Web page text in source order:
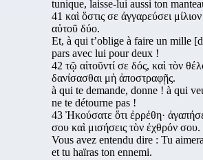
tunique, laisse-lui aussi ton
41 καὶ ὅστις σε ἀγγαρεύσει
αὐτοῦ δύο.
Et, à qui t’oblige à faire un mille
pars avec lui pour deux !
42 τῷ αἰτοῦντί σε δός, καὶ τὸν
δανίσασθαι μὴ ἀποστραφῇς.
à qui te demande, donne ! à qui
ne te détourne pas !
43 Ἠκούσατε ὅτι ἐρρέθη·
σου καὶ μισήσεις τὸν ἐχθρόν σου.
Vous avez entendu dire : Tu
et tu haïras ton ennemi.